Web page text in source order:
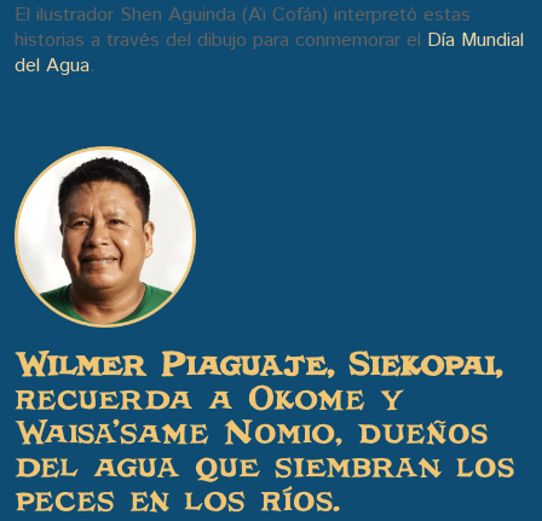
El ilustrador Shen Aguinda (A’i Cofán) interpretó estas
historias a través del dibujo para conmemorar el Día Mundial
del Agua.
Wilmer Piaguaje, Siekopai,
recuerda a Okome y
Waisa’same Nomio, dueños
del agua que siembran los
peces en los ríos.